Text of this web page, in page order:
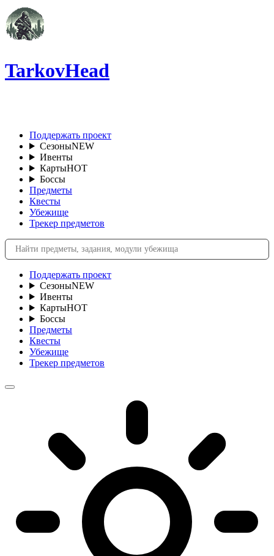
TarkovHead
Поддержать проект
СезоныNEW
Ивенты
КартыHOT
Боссы
Предметы
Квесты
Убежище
Трекер предметов
Поддержать проект
СезоныNEW
Ивенты
КартыHOT
Боссы
Предметы
Квесты
Убежище
Трекер предметов